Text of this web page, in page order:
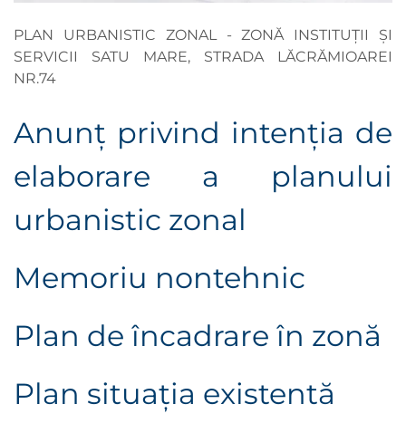
PLAN URBANISTIC ZONAL - ZONĂ INSTITUȚII ȘI
SERVICII SATU MARE, STRADA LĂCRĂMIOAREI
NR.74
Anunţ privind intenţia de
elaborare a planului
urbanistic zonal
Memoriu nontehnic
Plan de încadrare în zonă
Plan situaţia existentă